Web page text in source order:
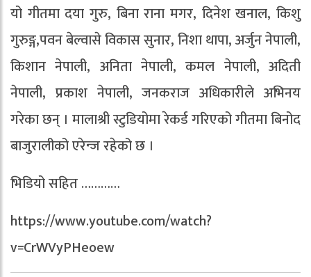
यो गीतमा दया गुरु, बिना राना मगर, दिनेश खनाल, किशु
गुरुङ्ग,पवन बेल्वासे विकास सुनार, निशा थापा, अर्जुन नेपाली,
किशान नेपाली, अनिता नेपाली, कमल नेपाली, अदिती
नेपाली, प्रकाश नेपाली, जनकराज अधिकारीले अभिनय
गरेका छन् । मालाश्री स्टुडियोमा रेकर्ड गरिएको गीतमा बिनोद
बाजुरालीको एरेन्ज रहेको छ ।
भिडियो सहित …………
https://www.youtube.com/watch?
v=CrWVyPHeoew